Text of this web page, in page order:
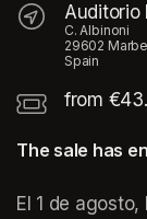
Auditorio
C. Albinoni
29602
Spain
from
The sale has
El 1 de